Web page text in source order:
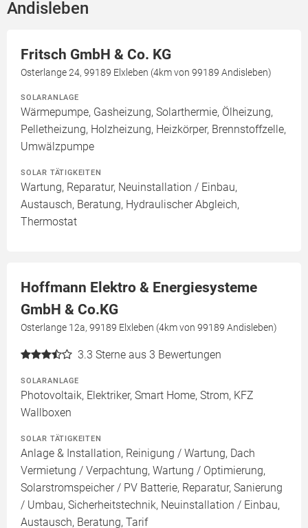
Andisleben
Fritsch GmbH & Co. KG
Osterlange 24, 99189 Elxleben (4km von 99189 Andisleben)
SOLARANLAGE
Wärmepumpe, Gasheizung, Solarthermie, Ölheizung,
Pelletheizung, Holzheizung, Heizkörper, Brennstoffzelle,
Umwälzpumpe
SOLAR TÄTIGKEITEN
Wartung, Reparatur, Neuinstallation / Einbau,
Austausch, Beratung, Hydraulischer Abgleich,
Thermostat
Hoffmann Elektro & Energiesysteme
GmbH & Co.KG
Osterlange 12a, 99189 Elxleben (4km von 99189 Andisleben)
3.3 Sterne aus 3 Bewertungen
SOLARANLAGE
Photovoltaik, Elektriker, Smart Home, Strom, KFZ
Wallboxen
SOLAR TÄTIGKEITEN
Anlage & Installation, Reinigung / Wartung, Dach
Vermietung / Verpachtung, Wartung / Optimierung,
Solarstromspeicher / PV Batterie, Reparatur, Sanierung
/ Umbau, Sicherheitstechnik, Neuinstallation / Einbau,
Austausch, Beratung, Tarif